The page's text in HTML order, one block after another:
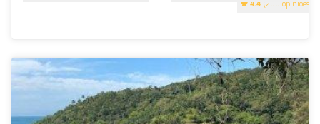
4.4 (200 opiniões)